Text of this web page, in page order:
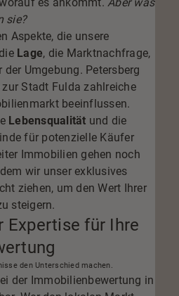
sie?
Aspekte, die unsere
Lage, die Marktnachfrage,
Umgebung. Petersberg
Stadt Fulda zahlreiche
beeinflussen.
Lebensqualität und die
für potenzielle Käufer
Immobilien gehen noch
wir unser exklusives
ziehen, um den Wert Ihrer
steigern.
Expertise für Ihre
den Unterschied machen.
der Immobilienbewertung in